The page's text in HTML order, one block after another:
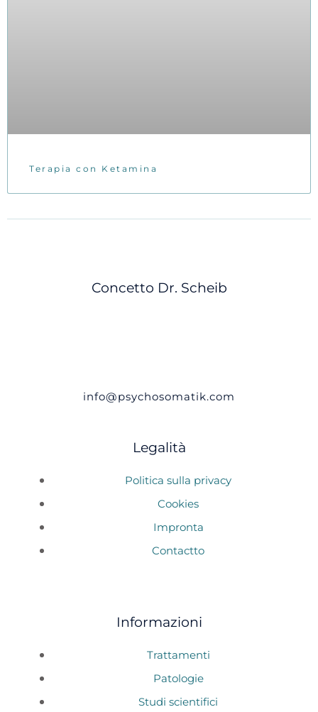
Terapia con Ketamina
Concetto Dr. Scheib
info@psychosomatik.com
Legalità
Politica sulla privacy
Cookies
Impronta
Contactto
Informazioni
Trattamenti
Patologie
Studi scientifici